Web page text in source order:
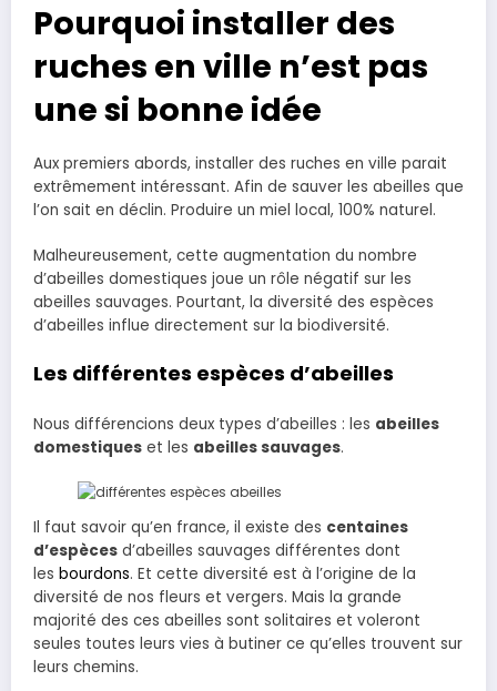
Pourquoi installer des
ruches en ville n’est pas
une si bonne idée
Aux premiers abords, installer des ruches en ville parait
extrêmement intéressant. Afin de sauver les abeilles que
l’on sait en déclin. Produire un miel local, 100% naturel.
Malheureusement, cette augmentation du nombre
d’abeilles domestiques joue un rôle négatif sur les
abeilles sauvages. Pourtant, la diversité des espèces
d’abeilles influe directement sur la biodiversité.
Les différentes espèces d’abeilles
Nous différencions deux types d’abeilles : les abeilles
domestiques et les abeilles sauvages.
Il faut savoir qu’en france, il existe des centaines
d’espèces d’abeilles sauvages différentes dont
les bourdons. Et cette diversité est à l’origine de la
diversité de nos fleurs et vergers. Mais la grande
majorité des ces abeilles sont solitaires et voleront
seules toutes leurs vies à butiner ce qu’elles trouvent sur
leurs chemins.